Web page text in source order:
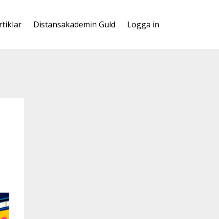
Distansakademin Guld Logga in